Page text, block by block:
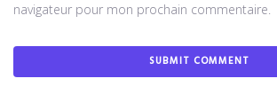
navigateur pour mon prochain commentaire.